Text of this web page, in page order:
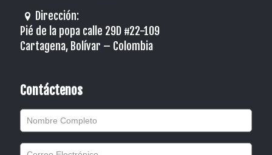
Dirección:
Pié de la popa calle 29D #22-109
Cartagena, Bolívar – Colombia
Contáctenos